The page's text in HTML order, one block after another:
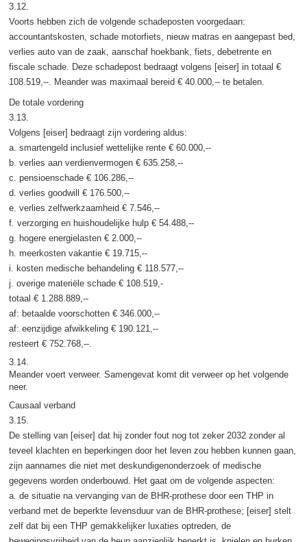
3.12.
Voorts hebben zich de volgende schadeposten voorgedaan:
accountantskosten, schade motorfiets, nieuw matras en aangepast bed,
verlies auto van de zaak, aanschaf hoekbank, fiets, debetrente en
fiscale schade. Deze schadepost bedraagt volgens [eiser] in totaal €
108.519,--. Meander was maximaal bereid € 40.000,-- te betalen.
De totale vordering
3.13.
Volgens [eiser] bedraagt zijn vordering aldus:
a. smartengeld inclusief wettelijke rente € 60.000,--
b. verlies aan verdienvermogen € 635.258,--
c. pensioenschade € 106.286,--
d. verlies goodwill € 176.500,--
e. verlies zelfwerkzaamheid € 7.546,--
f. verzorging en huishoudelijke hulp € 54.488,--
g. hogere energielasten € 2.000,--
h. meerkosten vakantie € 19.715,--
i. kosten medische behandeling € 118.577,--
j. overige materiële schade € 108.519,-
totaal € 1.288.889,--
af: betaalde voorschotten € 346.000,--
af: eenzijdige afwikkeling € 190.121,--
resteert € 752.768,--.
3.14.
Meander voert verweer. Samengevat komt dit verweer op het volgende
neer.
Causaal verband
3.15.
De stelling van [eiser] dat hij zonder fout nog tot zeker 2032 zonder al
teveel klachten en beperkingen door het leven zou hebben kunnen gaan,
zijn aannames die niet met deskundigenonderzoek of medische
gegevens worden onderbouwd. Het gaat om de volgende aspecten:
a. de situatie na vervanging van de BHR-prothese door een THP in
verband met de beperkte levensduur van de BHR-prothese; [eiser] stelt
zelf dat bij een THP gemakkelijker luxaties optreden, de